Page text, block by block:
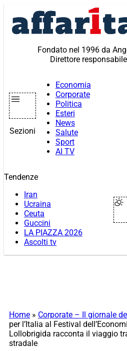
contenuto
Fondato nel 1996 da
Direttore
Sezioni
Economia
Corporate
Politica
Esteri
News
Salute
Sport
AI TV
Tendenze
Iran
Ucraina
Ceuta
Guccini
LA PIAZZA 2026
Ascolti tv
Home » Corporate – Il giornale
per l’Italia al Festival
Lollobrigida racconta il viaggio
stradale